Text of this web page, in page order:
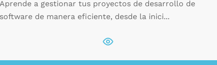
Aprende a gestionar tus proyectos de desarrollo de
software de manera eficiente, desde la inici...